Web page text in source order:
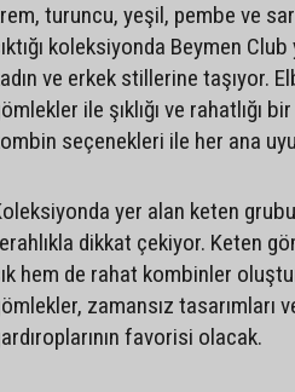
turuncu, yeşil, pembe ve
koleksiyonda Beymen Club
ve erkek stillerine taşıyor.
ile şıklığı ve rahatlığı
seçenekleri ile her ana
yer alan keten
dikkat çekiyor. Keten
hem de rahat kombinler
zamansız tasarımları
favorisi olacak.